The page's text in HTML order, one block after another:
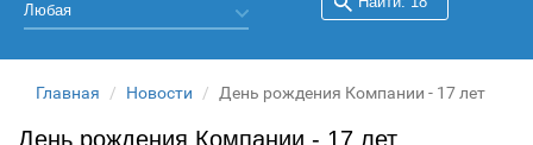
Главная Новости День рождения Компании - 17 лет
День рождения Компании - 17 лет